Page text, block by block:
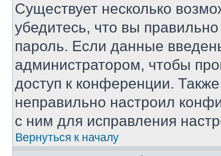
Существует несколько
убедитесь, что вы
пароль. Если данные
администратором, чтобы
доступ к конференции.
неправильно настроил
с ним для исправления
Вернуться к началу